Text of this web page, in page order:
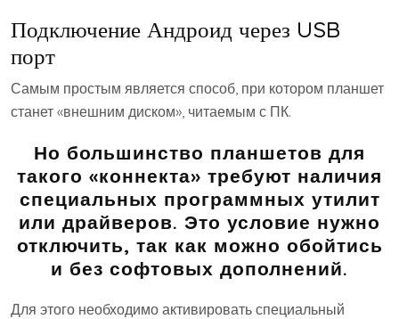
Подключение Андроид через USB
порт
Самым простым является способ, при котором планшет
станет «внешним диском», читаемым с ПК.
Но большинство планшетов для
такого «коннекта» требуют наличия
специальных программных утилит
или драйверов. Это условие нужно
отключить, так как можно обойтись
и без софтовых дополнений.
Для этого необходимо активировать специальный